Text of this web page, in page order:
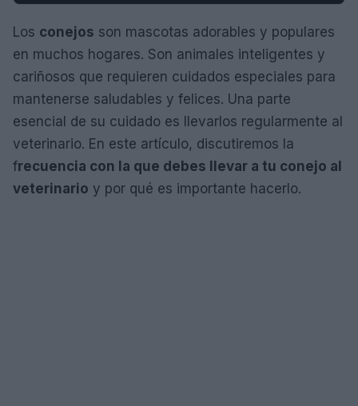
Los conejos son mascotas adorables y populares
en muchos hogares. Son animales inteligentes y
cariñosos que requieren cuidados especiales para
mantenerse saludables y felices. Una parte
esencial de su cuidado es llevarlos regularmente al
veterinario. En este artículo, discutiremos la
frecuencia con la que debes llevar a tu conejo al
veterinario y por qué es importante hacerlo.